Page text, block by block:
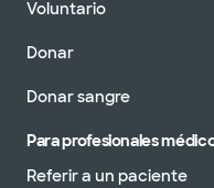
Voluntario
Donar
Donar sangre
Para profesionales
Referir a un paciente